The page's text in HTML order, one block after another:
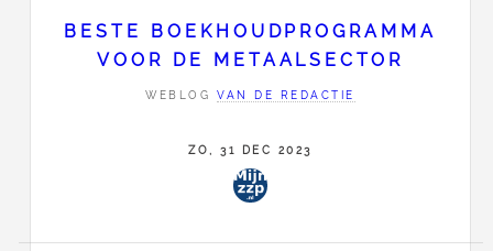
MOBILITEIT
BESTE BOEKHOUDPROGRAMMA
VOOR DE METAALSECTOR
WEBLOGVAN DE REDACTIE
ZO, 31 DEC 2023